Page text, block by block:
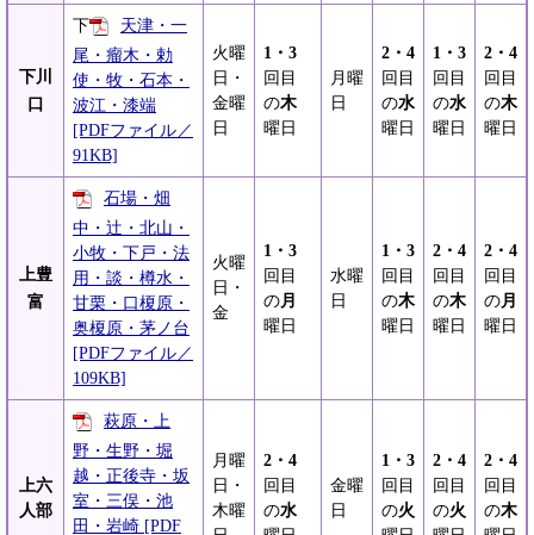
下川
口
下
天津・一
尾・瘤木・勅
使・牧・石本・
波江・漆端
[PDFファイル／
91KB]
火曜
日・
金曜
日
1・3
回目
の木
曜日
月曜
日
2・4
回目
の水
曜日
1・3
回目
の水
曜日
2・4
回目
の木
曜日
上豊
富
石場・畑
中・辻・北山・
小牧・下戸・法
用・談・樽水・
甘栗・口榎原・
奥榎原・茅ノ台
[PDFファイル／
109KB]
火曜
日・
金
1・3
回目
の月
曜日
水曜
日
1・3
回目
の木
曜日
2・4
回目
の木
曜日
2・4
回目
の月
曜日
上六
人部
萩原・上
野・生野・堀
越・正後寺・坂
室・三俣・池
田・岩崎 [PDF
月曜
日・
木曜
2・4
回目
の水
金曜
日
1・3
回目
の火
2・4
回目
の火
2・4
回目
の木